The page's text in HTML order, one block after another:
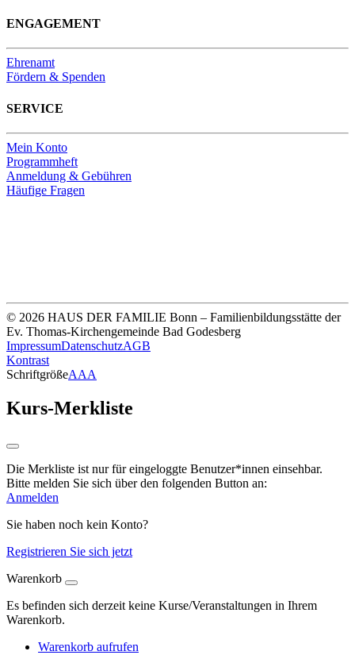
ENGAGEMENT
Ehrenamt
Fördern & Spenden
SERVICE
Mein Konto
Programmheft
Anmeldung & Gebühren
Häufige Fragen
© 2026 HAUS DER FAMILIE Bonn – Familienbildungsstätte der
Ev. Thomas-Kirchengemeinde Bad Godesberg
ImpressumDatenschutzAGB
Kontrast
SchriftgrößeAAA
Kurs-Merkliste
Die Merkliste ist nur für eingeloggte Benutzer*innen einsehbar.
Bitte melden Sie sich über den folgenden Button an:
Anmelden
Sie haben noch kein Konto?
Registrieren Sie sich jetzt
Warenkorb
Es befinden sich derzeit keine Kurse/Veranstaltungen in Ihrem
Warenkorb.
Warenkorb aufrufen